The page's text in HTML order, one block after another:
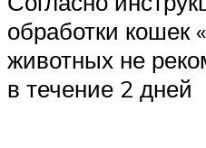
обработки кошек
животных не
в течение 2 дней